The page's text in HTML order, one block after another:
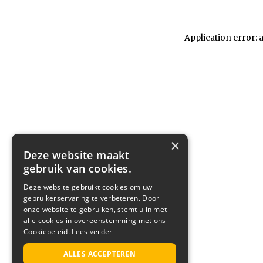
Application error:
×
Deze website maakt
gebruik van cookies.
Deze website gebruikt cookies om uw
gebruikerservaring te verbeteren. Door
onze website te gebruiken, stemt u in met
alle cookies in overeenstemming met ons
Cookiebeleid. Lees verder
ALLES ACCEPTEREN